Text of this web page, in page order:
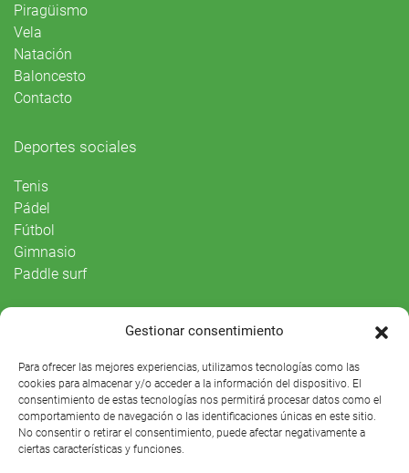
Gestionar consentimiento
Para ofrecer las mejores experiencias, utilizamos tecnologías como las
cookies para almacenar y/o acceder a la información del dispositivo. El
consentimiento de estas tecnologías nos permitirá procesar datos como el
comportamiento de navegación o las identificaciones únicas en este sitio.
No consentir o retirar el consentimiento, puede afectar negativamente a
ciertas características y funciones.
Piragüismo
Vela
Natación
Baloncesto
Contacto
Deportes sociales
Tenis
Pádel
Fútbol
Gimnasio
Paddle surf
Agenda